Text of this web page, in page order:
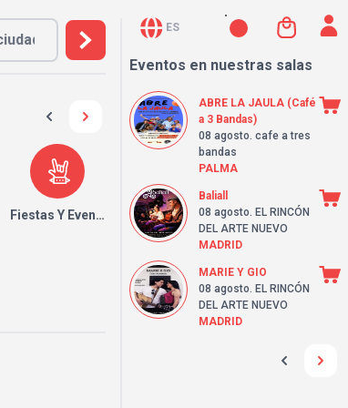
Fiestas Y Eventos
ES
Eventos en nuestras salas
ABRE LA JAULA (Café
a 3 Bandas)
08 agosto. cafe a tres
bandas
PALMA
Baliall
08 agosto. EL RINCÓN
DEL ARTE NUEVO
MADRID
MARIE Y GIO
08 agosto. EL RINCÓN
DEL ARTE NUEVO
MADRID